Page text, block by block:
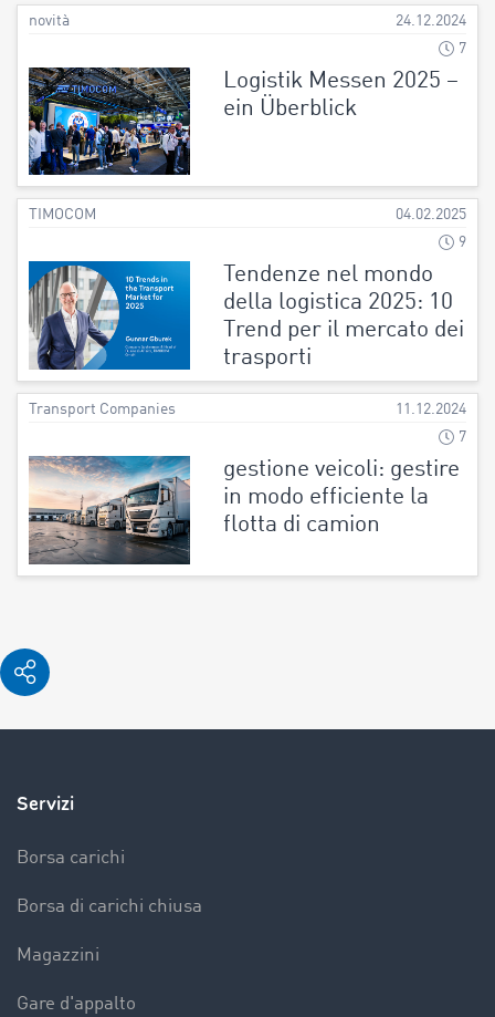
novità
24.12.2024
7
Logistik Messen 2025 –
ein Überblick
TIMOCOM
04.02.2025
9
Tendenze nel mondo
della logistica 2025: 10
Trend per il mercato dei
trasporti
Transport Companies
11.12.2024
7
gestione veicoli: gestire
in modo efficiente la
flotta di camion
Servizi
Borsa carichi
Borsa di carichi chiusa
Magazzini
Gare d'appalto